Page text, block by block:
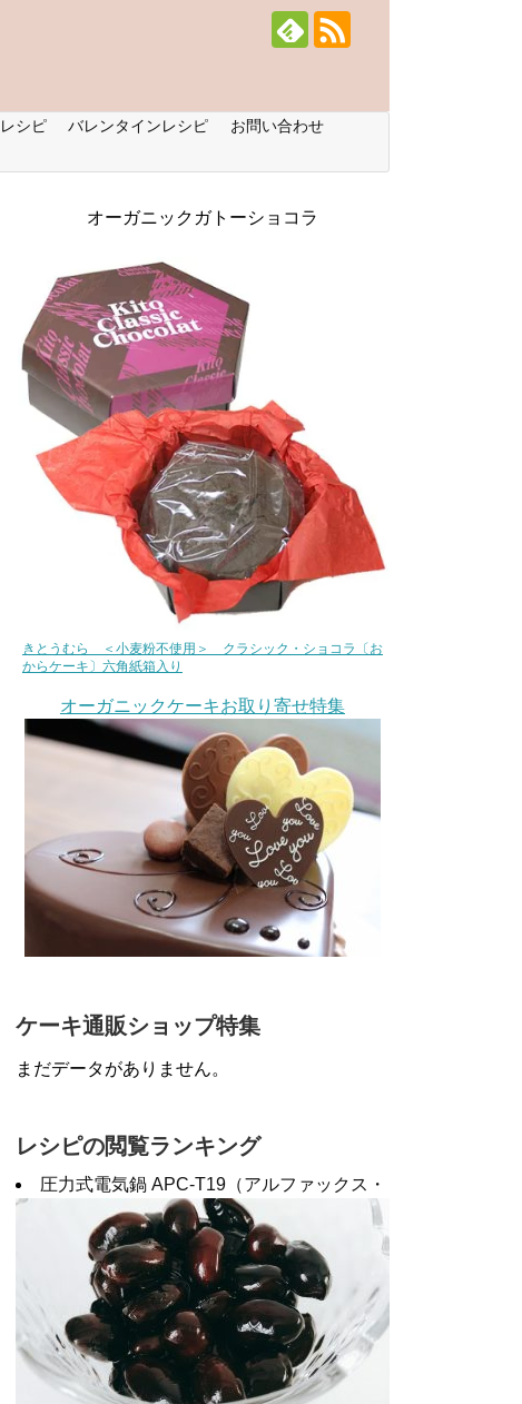
シピ バレンタインレシピ
お問い合わせ
オーガニックガトーショコラ
きとうむら ＜小麦粉不使用＞ クラシック・ショコラ〔お
からケーキ〕六角紙箱入り
オーガニックケーキお取り寄せ特集
ケーキ通販ショップ特集
まだデータがありません。
レシピの閲覧ランキング
圧力式電気鍋 APC-T19（アルファックス・